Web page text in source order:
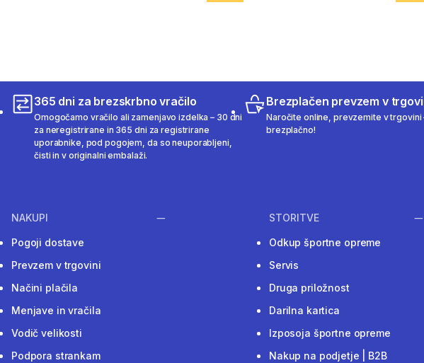
365 dni za brezskrbno vračilo
Omogočamo vračilo ali zamenjavo izdelka – 30 dni
za neregistrirane in 365 dni za registrirane
uporabnike, pod pogojem, da so neuporabljeni,
čisti in v originalni embalaži.
Brezplačen prevzem v
Naročite online, prevzemite v trgovini
brezplačno!
NAKUPI
Pogoji dostave
Prevzem v trgovini
Načini plačila
Menjave in vračila
Vodič velikosti
Podpora strankam
STORITVE
Odkup športne opreme
Servis
Druga priložnost
Darilna kartica
Izposoja športne opreme
Nakup na podjetje | B2B